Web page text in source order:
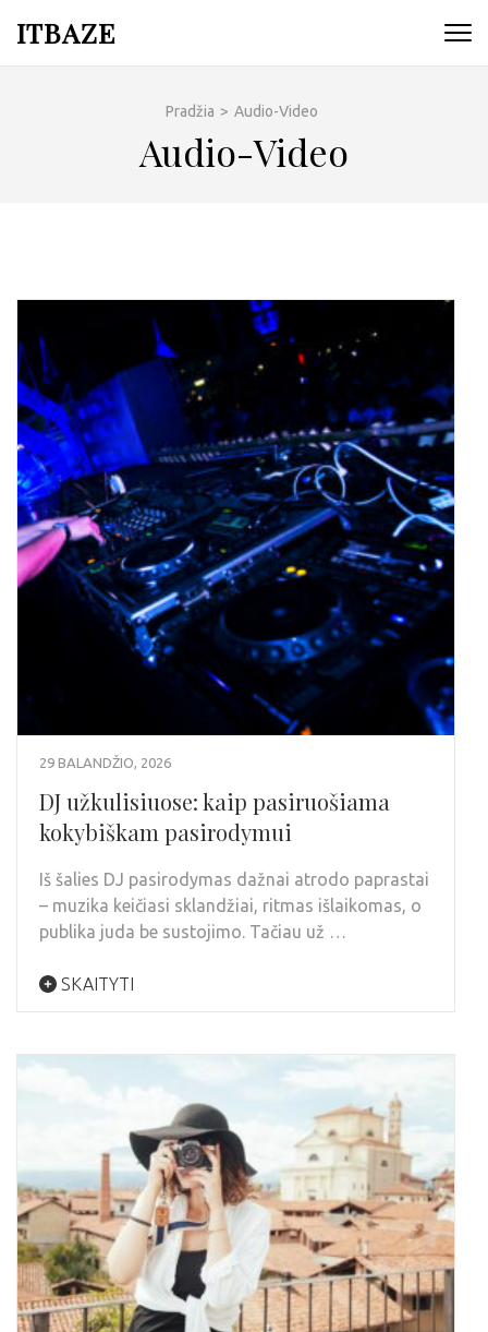
ITBAZE
Pradžia > Audio-Video
Audio-Video
29 BALANDŽIO, 2026
DJ užkulisiuose: kaip pasiruošiama
kokybiškam pasirodymui
Iš šalies DJ pasirodymas dažnai atrodo paprastai
– muzika keičiasi sklandžiai, ritmas išlaikomas, o
publika juda be sustojimo. Tačiau už …
SKAITYTI